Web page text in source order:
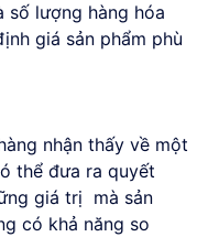
số lượng hàng hóa
giá sản phẩm phù
nhận thấy về một
thể đưa ra quyết
giá trị mà sản
có khả năng so